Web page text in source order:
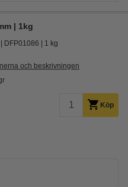
| 1kg
DFP01086 1 kg
och beskrivningen
Köp